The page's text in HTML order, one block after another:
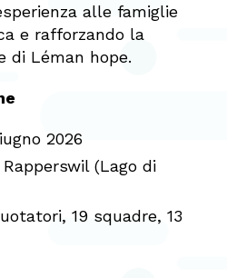
alle famiglie
e rafforzando la
di Léman hope.
2026
(Lago di
19 squadre, 13